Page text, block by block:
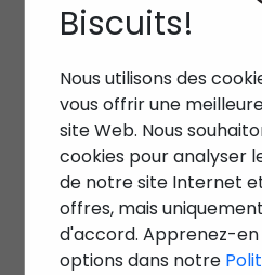
Parc
Biscuits!
Nous utilisons des
vous offrir une
site Web. Nous
cookies pour analyser
de notre site Internet
offres, mais
d'accord. Apprenez-
options dans notre